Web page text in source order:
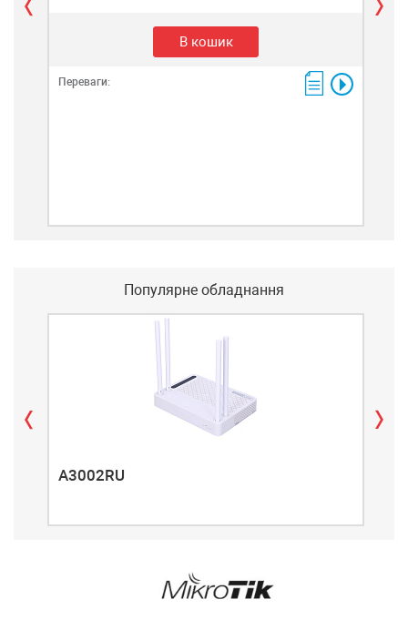
В кошик
Переваги:
Популярне обладнання
A3002RU